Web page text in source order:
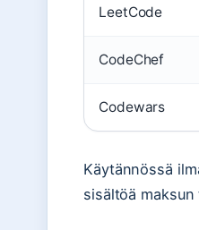
LeetCode
CodeChef
Codewars
Käytännössä
sisältöä maksun